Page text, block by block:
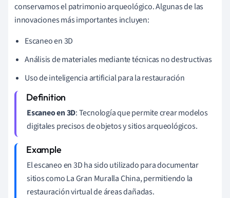
conservamos el patrimonio arqueológico. Algunas de las
innovaciones más importantes incluyen:
Escaneo en 3D
Análisis de materiales mediante técnicas no destructivas
Uso de inteligencia artificial para la restauración
Escaneo en 3D: Tecnología que permite crear modelos
digitales precisos de objetos y sitios arqueológicos.
El escaneo en 3D ha sido utilizado para documentar
sitios como La Gran Muralla China, permitiendo la
restauración virtual de áreas dañadas.